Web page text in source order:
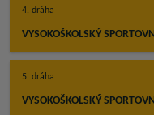
4. dráha
VYSOKOŠKOLSKÝ
5. dráha
VYSOKOŠKOLSKÝ